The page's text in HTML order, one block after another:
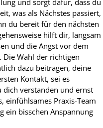
was als Nächstes passiert,
du bereit für den nächsten
hilft dir, langsam
und die Angst vor dem
Wahl der richtigen
dazu beitragen, deine
Kontakt, sei es
verstanden und ernst
einfühlsames Praxis-Team
ein bisschen Anspannung